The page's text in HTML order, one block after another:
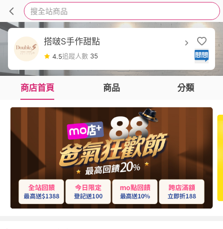
搜全站商品
搭啵S手作甜點
4.5追蹤人數 35
商店首頁 商品 分類